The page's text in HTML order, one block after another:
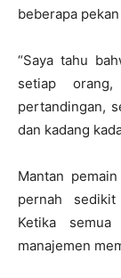
beberapa
“Saya tahu
setiap
pertandingan,
dan kadang
Mantan
pernah
Ketika
manajemen